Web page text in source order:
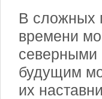
В сложных
времени
северными
будущим
их